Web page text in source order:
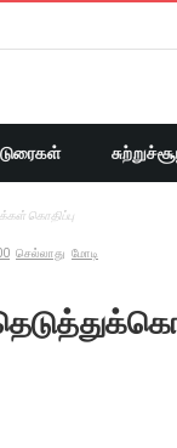
கொதிப்பு
செல்லாது மோடி